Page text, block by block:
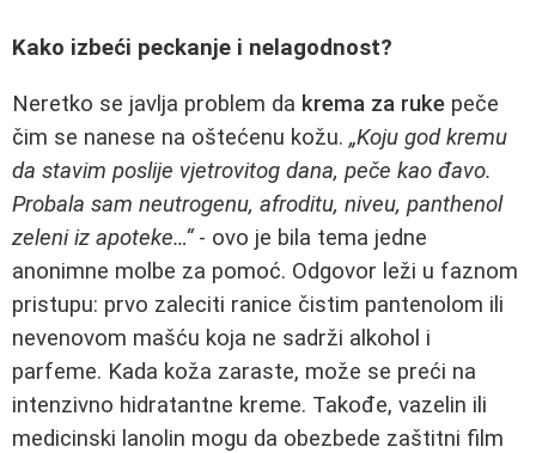
Kako izbeći peckanje i nelagodnost?
Neretko se javlja problem da krema za ruke peče
čim se nanese na oštećenu kožu. „Koju god kremu
da stavim poslije vjetrovitog dana, peče kao đavo.
Probala sam neutrogenu, afroditu, niveu, panthenol
zeleni iz apoteke…“- ovo je bila tema jedne
anonimne molbe za pomoć. Odgovor leži u faznom
pristupu: prvo zaleciti ranice čistim pantenolom ili
nevenovom mašću koja ne sadrži alkohol i
parfeme. Kada koža zaraste, može se preći na
intenzivno hidratantne kreme. Takođe, vazelin ili
medicinski lanolin mogu da obezbede zaštitni film